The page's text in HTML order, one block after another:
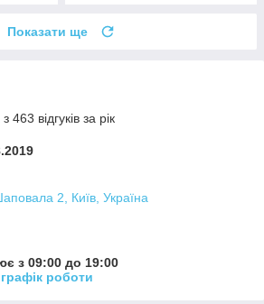
Показати ще
463 відгуків за рік
2, Київ, Україна
з 09:00 до 19:00
роботи